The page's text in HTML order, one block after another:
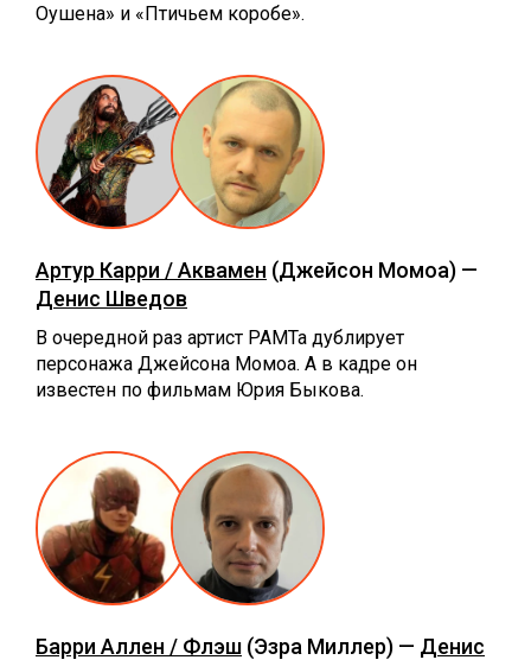
Оушена» и «‎Птичьем коробе».
Артур Карри / Аквамен (Джейсон Момоа) —
Денис Шведов
В очередной раз артист РАМТа дублирует
персонажа Джейсона Момоа. А в кадре он
известен по фильмам Юрия Быкова.
Барри Аллен / Флэш (Эзра Миллер) — Денис